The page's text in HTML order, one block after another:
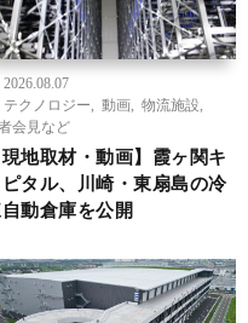
2026.08.07
テクノロジー
動画 物流施設
会見など
現地取材・動画】霞ヶ関キ
ピタル、川崎・東扇島の冷
動倉庫を公開